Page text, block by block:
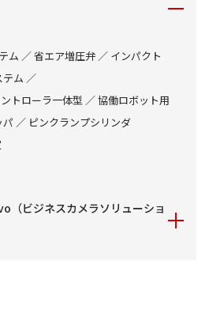
ム ／ 省エア増圧弁 ／ インパクト
テム ／
トローラ一体型 ／ 協働ロボット用
／ ピンクランプシリンダ
（ビジネスカメラソリューショ